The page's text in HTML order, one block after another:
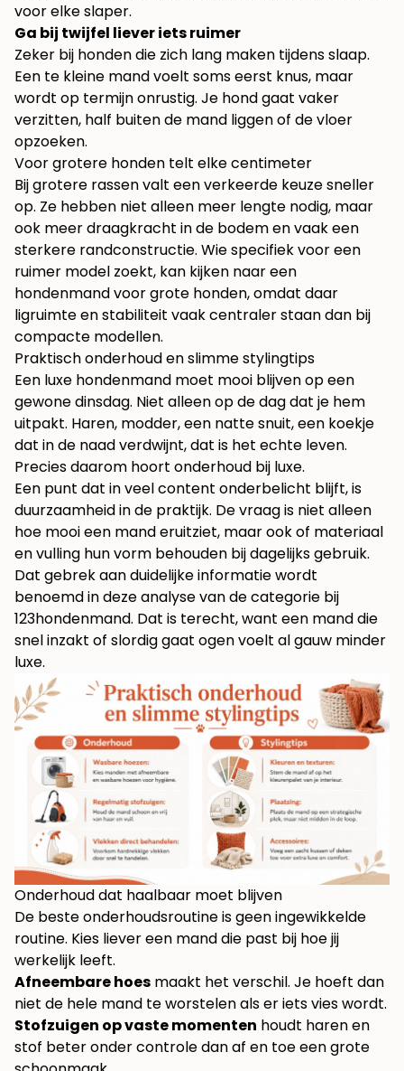
voor elke slaper.
Ga bij twijfel liever iets ruimer
Zeker bij honden die zich lang maken tijdens slaap.
Een te kleine mand voelt soms eerst knus, maar
wordt op termijn onrustig. Je hond gaat vaker
verzitten, half buiten de mand liggen of de vloer
opzoeken.
Voor grotere honden telt elke centimeter
Bij grotere rassen valt een verkeerde keuze sneller
op. Ze hebben niet alleen meer lengte nodig, maar
ook meer draagkracht in de bodem en vaak een
sterkere randconstructie. Wie specifiek voor een
ruimer model zoekt, kan kijken naar een
hondenmand voor grote honden, omdat daar
ligruimte en stabiliteit vaak centraler staan dan bij
compacte modellen.
Praktisch onderhoud en slimme stylingtips
Een luxe hondenmand moet mooi blijven op een
gewone dinsdag. Niet alleen op de dag dat je hem
uitpakt. Haren, modder, een natte snuit, een koekje
dat in de naad verdwijnt, dat is het echte leven.
Precies daarom hoort onderhoud bij luxe.
Een punt dat in veel content onderbelicht blijft, is
duurzaamheid in de praktijk. De vraag is niet alleen
hoe mooi een mand eruitziet, maar ook of materiaal
en vulling hun vorm behouden bij dagelijks gebruik.
Dat gebrek aan duidelijke informatie wordt
benoemd in deze analyse van de categorie bij
123hondenmand. Dat is terecht, want een mand die
snel inzakt of slordig gaat ogen voelt al gauw minder
luxe.
Onderhoud dat haalbaar moet blijven
De beste onderhoudsroutine is geen ingewikkelde
routine. Kies liever een mand die past bij hoe jij
werkelijk leeft.
Afneembare hoes maakt het verschil. Je hoeft dan
niet de hele mand te worstelen als er iets vies wordt.
Stofzuigen op vaste momenten houdt haren en
stof beter onder controle dan af en toe een grote